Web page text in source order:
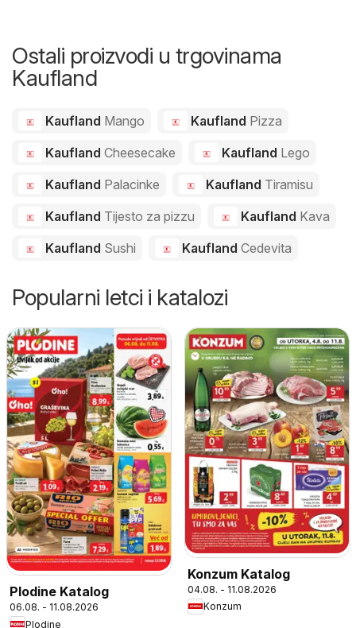
Ostali proizvodi u trgovinama
Kaufland
Kaufland Mango Kaufland Pizza
Kaufland Cheesecake Kaufland Lego
Kaufland Palacinke Kaufland Tiramisu
Kaufland Tijesto za pizzu Kaufland Kava
Kaufland Sushi Kaufland Cedevita
Popularni letci i katalozi
Plodine Katalog
06.08. - 11.08.2026
Plodine
Konzum Katalog
04.08. - 11.08.2026
Konzum